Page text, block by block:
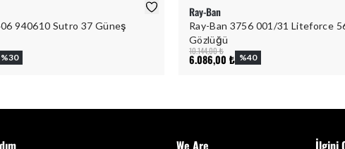
940610 Sutro 37 Güneş
%30
Ray-Ban
Ray-Ban 3756 001/31 Liteforce
Gözlüğü
10.144,00 ₺
6.086,00 ₺ %40
We Are İlgini